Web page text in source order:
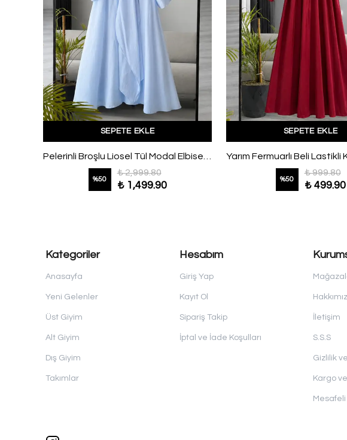
SEPETE EKLE
Pelerinli Broşlu Liosel Tül Modal Elbise Bebe Mavi
%50
₺ 2,999.80
₺ 1,499.90
SEPETE EKLE
%50
₺ 999.80
₺ 499.90
Kategoriler
Anasayfa
Yeni Gelenler
Üst Giyim
Alt Giyim
Dış Giyim
Takımlar
Hesabım
Giriş Yap
Kayıt Ol
Sipariş Takip
İptal ve İade Koşulları
İletişim
S.S.S
Gizlilik
Kargo
Mesafeli